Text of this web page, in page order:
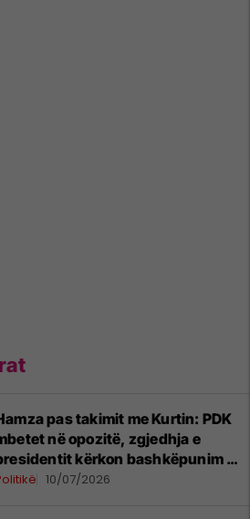
pas takimit me Kurtin: PDK
në opozitë, zgjedhja e
kërkon bashkëpunim me
në10/07/2026